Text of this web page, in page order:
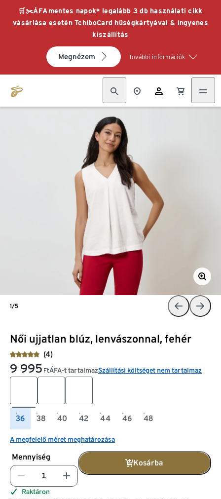
🛒✂️ÁFAmentes napok* legalább 3 db használati cikk
vásárlása esetén TchiboCard hűségkártyával & ingyenes
kiszállítás
Megnézem További információk
Női ujjatlan blúz, lenvászonnal, fehér
(4)
9 995 FtÁFA-t tartalmazSzállítási költséget nem tartalmaz
36 38 40 42 44 46 48
A megfelelő méret meghatározása
Mennyiség
Kosárba
Raktáron
1/5